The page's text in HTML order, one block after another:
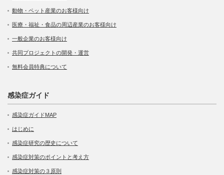
動物・ペット産業のお客様向け
医療・福祉・食品の周辺産業のお客様向け
一般企業のお客様向け
共同プロジェクトの開発・運営
無料会員特典について
感染症ガイド
感染症ガイドMAP
はじめに
感染症研究の歴史について
感染症対策のポイントと考え方
感染症対策の３原則